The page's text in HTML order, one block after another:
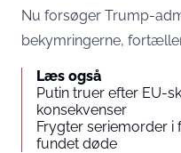
Nu forsøger Trump-
bekymringerne,
Læs også
Putin truer efter EU-
konsekvenser
Frygter seriemorder i
fundet døde